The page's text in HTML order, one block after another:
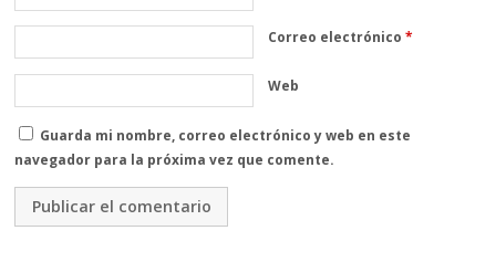
Correo electrónico*
Web
Guarda mi nombre, correo electrónico y web en este
navegador para la próxima vez que comente.